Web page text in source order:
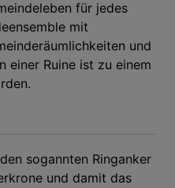
für jedes
mit
und
einer Ruine ist zu einem
sogannten Ringanker
und damit das